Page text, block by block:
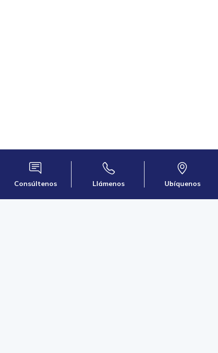
Consúltenos Llámenos Ubíquenos